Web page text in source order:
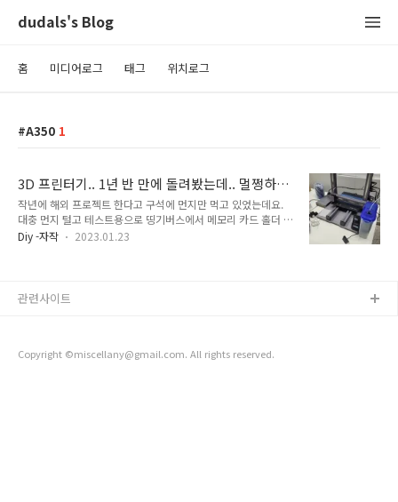
dudals's Blog
홈 미디어로그 태그 위치로그
A350 1
3D 프린터기.. 1년 반 만에 돌려봤는데.. 멀쩡하네
요.
작년에 해외 프로젝트 한다고 구석에 먼지만 먹고 있었는데요.
대충 먼지 털고 테스트용으로 띵기버스에서 메모리 카드 홀더 하
나 찾아서 출력시켜놨는데 깔끔하게 잘 나왔네요. 필라멘트도 1
Diy -자작 2023.01.23
Copyright ©miscellany@gmail.com. All rights reserved.
관련사이트